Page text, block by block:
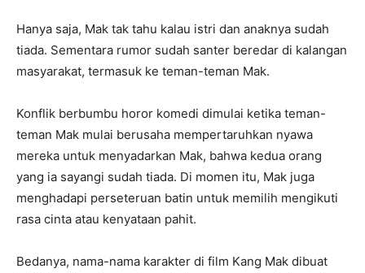
Hanya saja, Mak tak tahu kalau istri dan anaknya sudah
tiada. Sementara rumor sudah santer beredar di kalangan
masyarakat, termasuk ke teman-teman Mak.
Konflik berbumbu horor komedi dimulai ketika teman-
teman Mak mulai berusaha mempertaruhkan nyawa
mereka untuk menyadarkan Mak, bahwa kedua orang
yang ia sayangi sudah tiada. Di momen itu, Mak juga
menghadapi perseteruan batin untuk memilih mengikuti
rasa cinta atau kenyataan pahit.
Bedanya, nama-nama karakter di film Kang Mak dibuat